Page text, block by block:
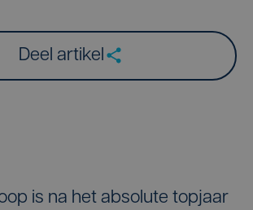
Deel artikel
is na het absolute topjaar